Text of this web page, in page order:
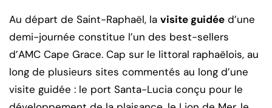
Au départ de Saint-Raphaël, la visite guidée d’une
demi-journée constitue l’un des best-sellers
d’AMC Cape Grace. Cap sur le littoral raphaëlois, au
long de plusieurs sites commentés au long d’une
visite guidée : le port Santa-Lucia conçu pour le